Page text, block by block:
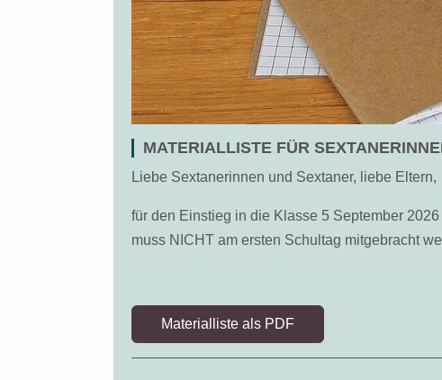
MATERIALLISTE FÜR
Liebe Sextanerinnen und Sextaner, liebe Eltern,
für den Einstieg in die Klasse 5 September
muss NICHT am ersten Schultag mitgebracht
Materialliste als PDF